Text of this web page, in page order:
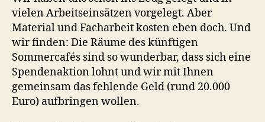
vielen Arbeitseinsätzen vorgelegt. Aber
Material und Facharbeit kosten eben doch. Und
wir finden: Die Räume des künftigen
Sommercafés sind so wunderbar, dass sich eine
Spendenaktion lohnt und wir mit Ihnen
gemeinsam das fehlende Geld (rund 20.000
Euro) aufbringen wollen.